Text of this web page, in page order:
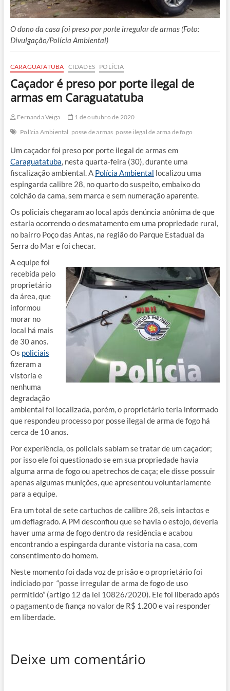
O dono da casa foi preso por porte irregular de armas (Foto:
Divulgação/Polícia Ambiental)
CARAGUATATUBA CIDADES POLÍCIA
Caçador é preso por porte ilegal de
armas em Caraguatatuba
Fernanda Veiga
1 de outubro de 2020
Polícia Ambiental posse de armas posse ilegal de arma de fogo
Um caçador foi preso por porte ilegal de armas em
Caraguatatuba, nesta quarta-feira (30), durante uma
fiscalização ambiental. A Polícia Ambiental localizou uma
espingarda calibre 28, no quarto do suspeito, embaixo do
colchão da cama, sem marca e sem numeração aparente.
Os policiais chegaram ao local após denúncia anônima de que
estaria ocorrendo o desmatamento em uma propriedade rural,
no bairro Poço das Antas, na região do Parque Estadual da
Serra do Mar e foi checar.
A equipe foi
recebida pelo
proprietário
da área, que
informou
morar no
local há mais
de 30 anos.
Os policiais
fizeram a
vistoria e
nenhuma
degradação
ambiental foi localizada, porém, o proprietário teria informado
que respondeu processo por posse ilegal de arma de fogo há
cerca de 10 anos.
Por experiência, os policiais sabiam se tratar de um caçador;
por isso ele foi questionado se em sua propriedade havia
alguma arma de fogo ou apetrechos de caça; ele disse possuir
apenas algumas munições, que apresentou voluntariamente
para a equipe.
Era um total de sete cartuchos de calibre 28, seis intactos e
um deflagrado. A PM desconfiou que se havia o estojo, deveria
haver uma arma de fogo dentro da residência e acabou
encontrando a espingarda durante vistoria na casa, com
consentimento do homem.
Neste momento foi dada voz de prisão e o proprietário foi
indiciado por “posse irregular de arma de fogo de uso
permitido” (artigo 12 da lei 10826/2020). Ele foi liberado após
o pagamento de fiança no valor de R$ 1.200 e vai responder
em liberdade.
Deixe um comentário